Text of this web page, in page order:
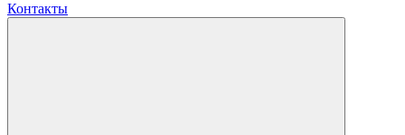
Контакты